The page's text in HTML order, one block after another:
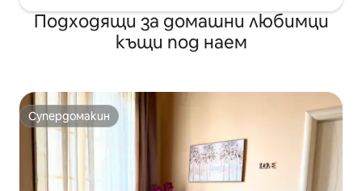
Подходящи за домашни любимци
къщи под наем
Супердомакин
Супердомакин